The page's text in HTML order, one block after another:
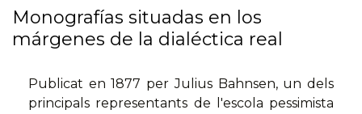
Monografías situadas en los
márgenes de la dialéctica real
Publicat en 1877 per Julius Bahnsen, un dels
principals representants de l'escola pessimista